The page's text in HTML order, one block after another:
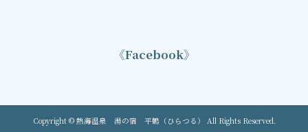
《Facebook》
Copyright © 熱海温泉 湯の宿 平鶴（ひらつる） All Rights Reserved.